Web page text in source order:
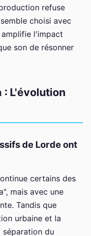
refuse
choisi avec
l'impact
son de résonner
: L'évolution
de Lorde ont
certains des
mais avec une
Tandis que
urbaine et la
séparation du